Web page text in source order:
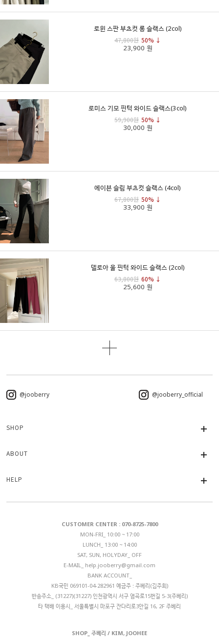
로윈 스판 부츠컷 롱 슬랙스 (2col)
47,800원 50% ↓
23,900 원
로미스 기모 핀턱 와이드 슬랙스(3col)
59,900원 50% ↓
30,000 원
에이븐 슬림 부츠컷 슬랙스 (4col)
67,800원 50% ↓
33,900 원
델로아 울 핀턱 와이드 슬랙스 (2col)
63,800원 60% ↓
25,600 원
@jooberry @jooberry_official
SHOP
ABOUT
HELP
CUSTOMER CENTER : 070-8725-7800
MON-FRI_ 10:00 ~ 17:00
LUNCH_ 13:00 ~ 14:00
SAT, SUN, HOLYDAY_ OFF
E-MAIL_ help.jooberry@gmail.com
BANK ACCOUNT_
KB국민 069101-04-282961 예금주 : 주베리(김주희)
반송주소_ (31227)(31227) 인천광역시 서구 염곡로15번길 5-3(주베리)
타 택배 이용시_ 서울특별시 마포구 잔다리로3안길 16, 2F 주베리
SHOP_ 주베리 / KIM, JOOHEE